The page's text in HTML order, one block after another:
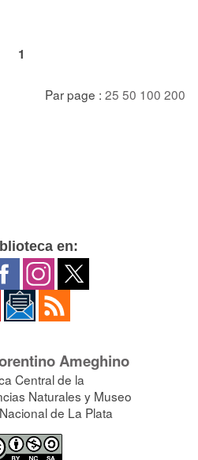
1
Par page : 25 50 100 200
en:
Ameghino
Central de la
Naturales y Museo
de La Plata